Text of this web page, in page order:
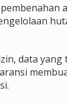
data yang